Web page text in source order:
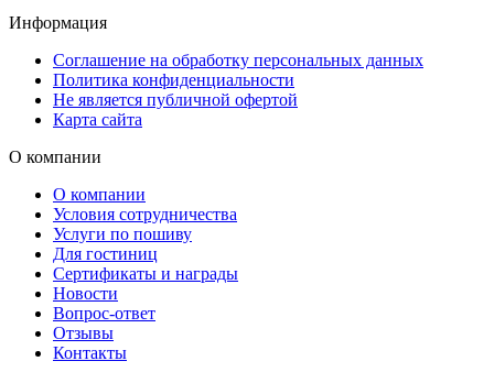
Информация
Соглашение на обработку персональных данных
Политика конфиденциальности
Не является публичной офертой
Карта сайта
О компании
О компании
Условия сотрудничества
Услуги по пошиву
Для гостиниц
Сертификаты и награды
Новости
Вопрос-ответ
Отзывы
Контакты